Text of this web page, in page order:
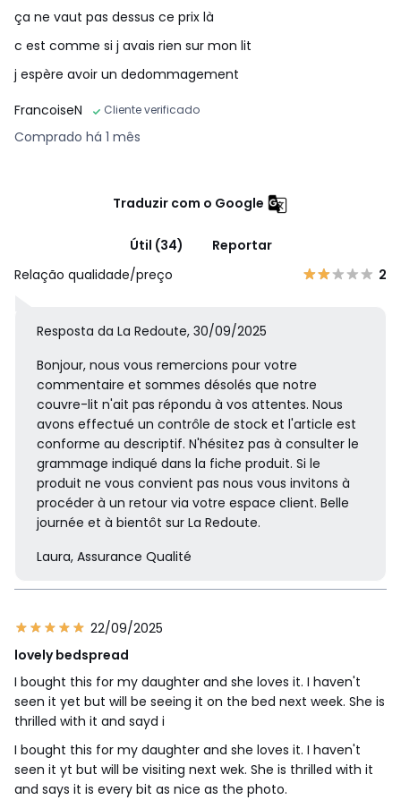
ça ne vaut pas dessus ce prix là
c est comme si j avais rien sur mon lit
j espère avoir un dedommagement
FrancoiseN
Cliente verificado
Comprado há 1 mês
Traduzir com o Google
Útil (34)
Reportar
Relação qualidade/preço
2
Resposta da La Redoute, 30/09/2025
Bonjour, nous vous remercions pour votre
commentaire et sommes désolés que notre
couvre-lit n'ait pas répondu à vos attentes. Nous
avons effectué un contrôle de stock et l'article est
conforme au descriptif. N'hésitez pas à consulter le
grammage indiqué dans la fiche produit. Si le
produit ne vous convient pas nous vous invitons à
procéder à un retour via votre espace client. Belle
journée et à bientôt sur La Redoute.
Laura, Assurance Qualité
22/09/2025
lovely bedspread
I bought this for my daughter and she loves it. I haven't
seen it yet but will be seeing it on the bed next week. She is
thrilled with it and sayd i
I bought this for my daughter and she loves it. I haven't
seen it yt but will be visiting next wek. She is thrilled with it
and says it is every bit as nice as the photo.